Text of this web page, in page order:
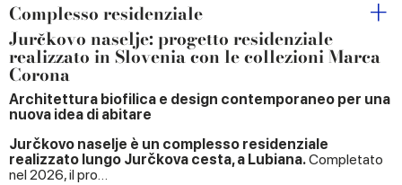
Complesso residenziale
Jurčkovo naselje: progetto residenziale
realizzato in Slovenia con le collezioni Marca
Corona
Architettura biofilica e design contemporaneo per una
nuova idea di abitare
Jurčkovo naselje è un complesso residenziale
realizzato lungo Jurčkova cesta, a Lubiana.Completato
nel 2026, il pro…